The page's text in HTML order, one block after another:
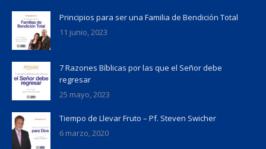
Principios para ser una Familia de Bendición Total
11 junio, 2023
7 Razones Bíblicas por las que el Señor debe
regresar
25 mayo, 2023
Tiempo de Llevar Fruto – Pf. Steven Swicher
6 marzo, 2020